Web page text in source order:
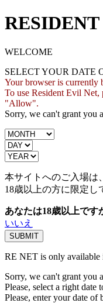
WELCOME
SELECT YOUR DATE
Your browser is currently
To use Resident Evil Net,
"Allow".
Sorry, we can't grant you
本サイトへのご入場は、
18歳以上の方に限定し
あなたは18歳以上です
いいえ
RE NET is only available
Sorry, we can't grant you
Please, select a right date
Please, enter your date of